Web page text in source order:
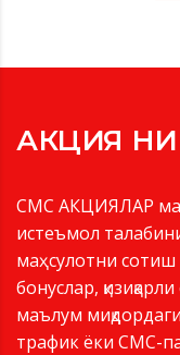
АКЦИЯ
СМС АКЦИЯЛАР
истеъмол
маҳсулотни
бонуслар,
маълум
трафик ёки СМС-